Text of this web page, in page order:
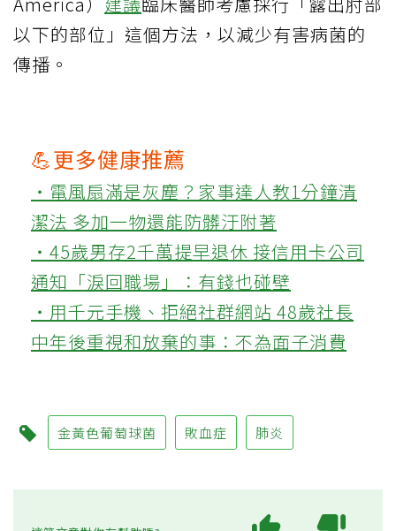
以下的部位」這個方法，以減少有害病菌的
傳播。
💪更多健康推薦
‧電風扇滿是灰塵？家事達人教1分鐘清
潔法 多加一物還能防髒汙附著
‧45歲男存2千萬提早退休 接信用卡公司
通知「淚回職場」：有錢也碰壁
‧用千元手機、拒絕社群網站 48歲社長
中年後重視和放棄的事：不為面子消費
金黃色葡萄球菌 敗血症 肺炎